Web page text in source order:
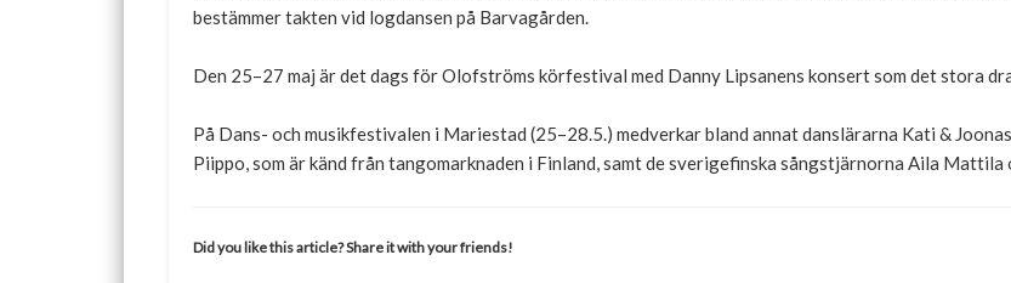
bestämmer takten vid logdansen på Barvagården.
Den 25–27 maj är det dags för Olofströms körfestival med Danny Lipsanens konsert som det stora
På Dans- och musikfestivalen i Mariestad (25–28.5.) medverkar bland annat danslärarna Kati &
Piippo, som är känd från tangomarknaden i Finland, samt de sverigefinska sångstjärnorna Aila Mattila
Did you like this article? Share it with your friends!